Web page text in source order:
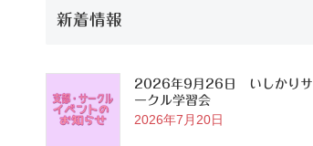
新着情報
2026年9月26日 いしかりサ
ークル学習会
2026年7月20日